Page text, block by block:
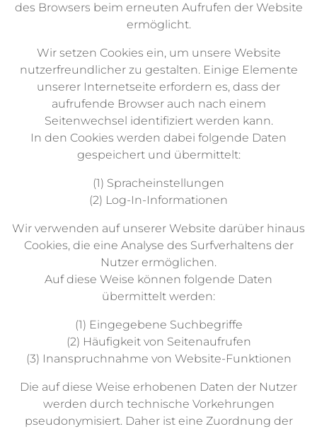
des Browsers beim erneuten Aufrufen der Website
ermöglicht.
Wir setzen Cookies ein, um unsere Website
nutzerfreundlicher zu gestalten. Einige Elemente
unserer Internetseite erfordern es, dass der
aufrufende Browser auch nach einem
Seitenwechsel identifiziert werden kann.
In den Cookies werden dabei folgende Daten
gespeichert und übermittelt:
(1) Spracheinstellungen
(2) Log-In-Informationen
Wir verwenden auf unserer Website darüber hinaus
Cookies, die eine Analyse des Surfverhaltens der
Nutzer ermöglichen.
Auf diese Weise können folgende Daten
übermittelt werden:
(1) Eingegebene Suchbegriffe
(2) Häufigkeit von Seitenaufrufen
(3) Inanspruchnahme von Website-Funktionen
Die auf diese Weise erhobenen Daten der Nutzer
werden durch technische Vorkehrungen
pseudonymisiert. Daher ist eine Zuordnung der